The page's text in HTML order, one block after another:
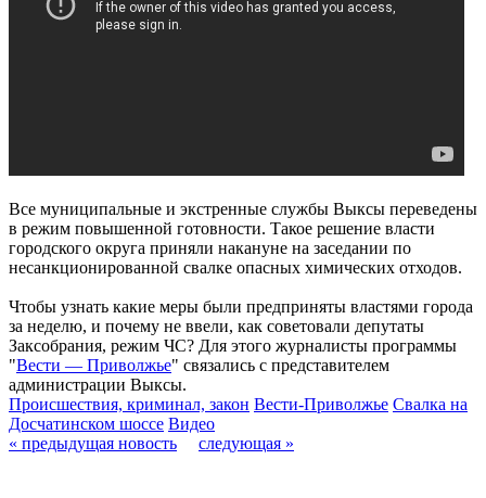
Все муниципальные и экстренные службы Выксы переведены
в режим повышенной готовности. Такое решение власти
городского округа приняли накануне на заседании по
несанкционированной свалке опасных химических отходов.
Чтобы узнать какие меры были предприняты властями города
за неделю, и почему не ввели, как советовали депутаты
Заксобрания, режим ЧС? Для этого журналисты программы
"Вести — Приволжье" связались с представителем
администрации Выксы.
Происшествия, криминал, закон Вести-Приволжье Свалка на
Досчатинском шоссе Видео
« предыдущая новость
следующая »